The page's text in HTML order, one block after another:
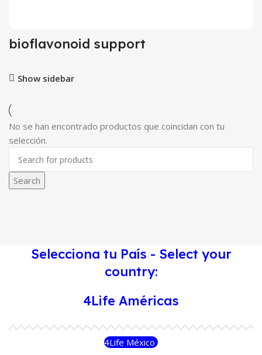
bioflavonoid support
Show sidebar
No se han encontrado productos que coincidan con tu
selección.
Search
Selecciona tu País - Select your
country:
4Life Américas
4Life México